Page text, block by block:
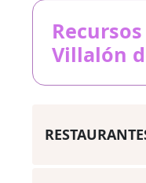
Villalón